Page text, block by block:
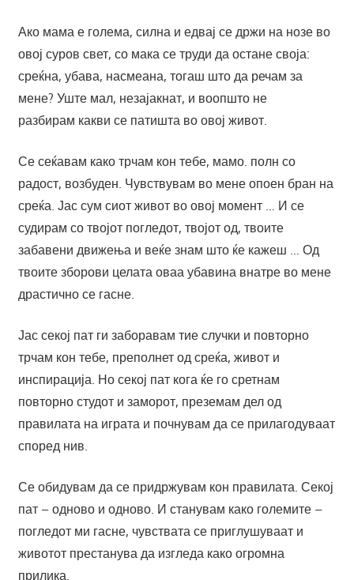
Ако мама е голема, силна и едвај се држи на нозе во
овој суров свет, со мака се труди да остане своја:
среќна, убава, насмеана, тогаш што да речам за
мене? Уште мал, незајакнат, и воопшто не
разбирам какви се патишта во овој живот.
Се сеќавам како трчам кон тебе, мамо. полн со
радост, возбуден. Чувствувам во мене опоен бран на
среќа. Јас сум сиот живот во овој момент … И се
судирам со твојот погледот, твојот од, твоите
забавени движења и веќе знам што ќе кажеш … Од
твоите зборови целата оваа убавина внатре во мене
драстично се гасне.
Јас секој пат ги заборавам тие случки и повторно
трчам кон тебе, преполнет од среќа, живот и
инспирација. Но секој пат кога ќе го сретнам
повторно студот и заморот, преземам дел од
правилата на играта и почнувам да се прилагодуваат
според нив.
Се обидувам да се придржувам кон правилата. Секој
пат – одново и одново. И станувам како големите –
погледот ми гасне, чувствата се приглушуваат и
животот престанува да изгледа како огромна
прилика.